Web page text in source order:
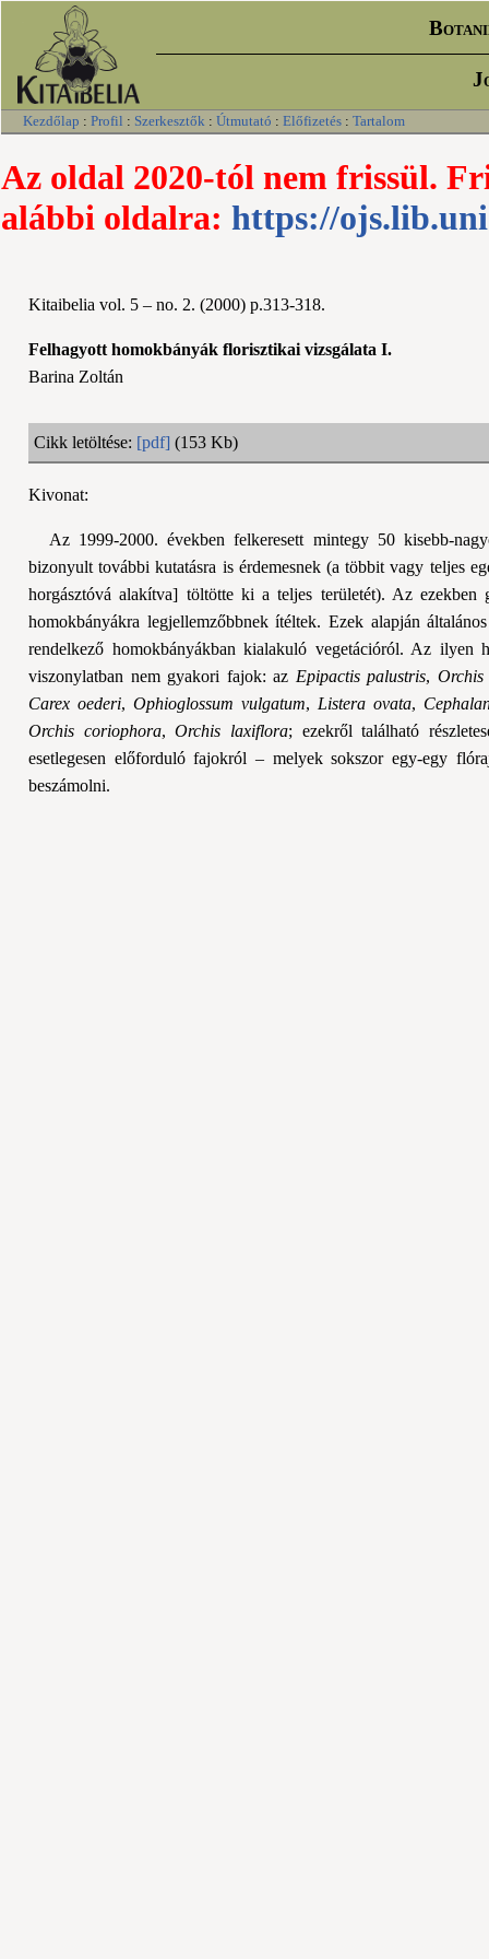
Kezdőlap : Profil : Szerkesztők : Útmutató : Előfizetés : Tartalom
Az oldal 2020-tól nem frissül.
alábbi oldalra: https://
Kitaibelia vol. 5 – no. 2. (2000) p.313-318.
Felhagyott homokbányák florisztikai vizsgálata I.
Barina Zoltán
Cikk letöltése: [pdf] (153 Kb)
Kivonat:
Az 1999-2000. években felkeresett mintegy 50 kisebb-
bizonyult további kutatásra is érdemesnek (a többit vagy teljes
horgásztóvá alakítva] töltötte ki a teljes területét). Az
homokbányákra legjellemzőbbnek ítéltek. Ezek alapján
rendelkező homokbányákban kialakuló vegetációról. Az ilyen
viszonylatban nem gyakori fajok: az Epipactis palustris,
Carex oederi, Ophioglossum vulgatum, Listera ovata,
Orchis coriophora,Orchis laxiflora; ezekről található
esetlegesen előforduló fajokról – melyek sokszor egy-egy
beszámolni.